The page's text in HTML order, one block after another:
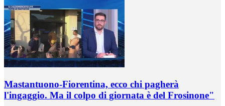
Mastantuono-Fiorentina, ecco chi pagherà
l'ingaggio. Ma il colpo di giornata è del Frosinone"